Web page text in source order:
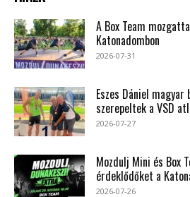
A Box Team
Katonadombon
2026-07-31
Eszes Dániel
szerepeltek a VSD
2026-07-27
Mozdulj Mini és Box
érdeklődőket a
2026-07-26